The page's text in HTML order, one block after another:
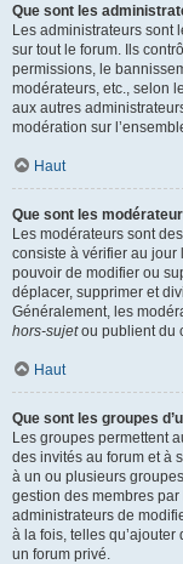
Que sont les
Les administrateurs sont
sur tout le forum. Ils
permissions, le
modérateurs, etc., selon
aux autres
modération sur
Haut
Que sont les
Les modérateurs sont
consiste à vérifier au jour
pouvoir de modifier ou
déplacer, supprimer et
Généralement, les
hors-sujetou publient du
Haut
Que sont les groupes
Les groupes permettent
des invités au forum et à
à un ou plusieurs
gestion des membres
administrateurs de
à la fois, telles
un forum privé.